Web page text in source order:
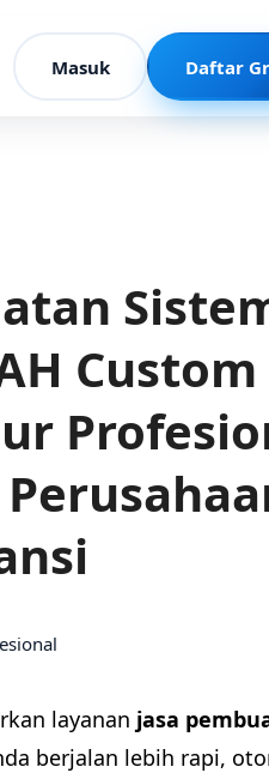
Masuk Daftar
layanan jasa
berjalan lebih rapi,